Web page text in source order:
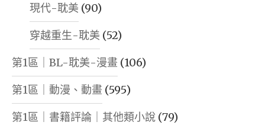
現代-耽美 (90)
穿越重生-耽美 (52)
第1區｜BL-耽美-漫畫 (106)
第1區｜動漫、動畫 (595)
第1區｜書籍評論｜其他類小說 (79)